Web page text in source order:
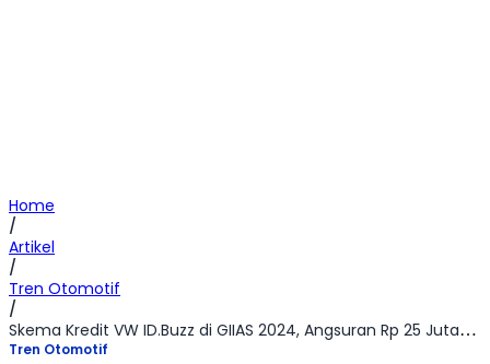
Home
/
Artikel
/
Tren Otomotif
/
Skema Kredit VW ID.Buzz di GIIAS 2024, Angsuran Rp 25 Jutaan!
Tren Otomotif